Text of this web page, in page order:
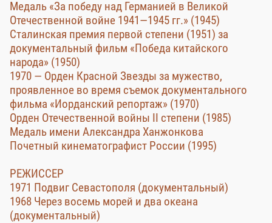
Медаль «За победу над Германией в Великой
Отечественной войне 1941—1945 гг.» (1945)
Сталинская премия первой степени (1951) за
документальный фильм «Победа китайского
народа» (1950)
1970 — Орден Красной Звезды за мужество,
проявленное во время съемок документального
фильма «Иорданский репортаж» (1970)
Орден Отечественной войны II степени (1985)
Медаль имени Александра Ханжонкова
Почетный кинематографист России (1995)
РЕЖИССЕР
1971 Подвиг Севастополя (документальный)
1968 Через восемь морей и два океана
(документальный)